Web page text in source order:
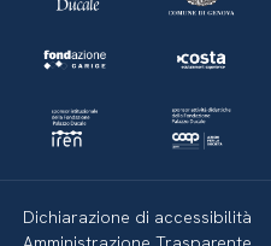
Dichiarazione di accessibilità